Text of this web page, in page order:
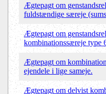
Ægtepagt om
fuldstændige særeje
Ægtepagt om
kombinationssæreje type
Ægtepagt om
ejendele i lige sameje.
Ægtepagt om delvist